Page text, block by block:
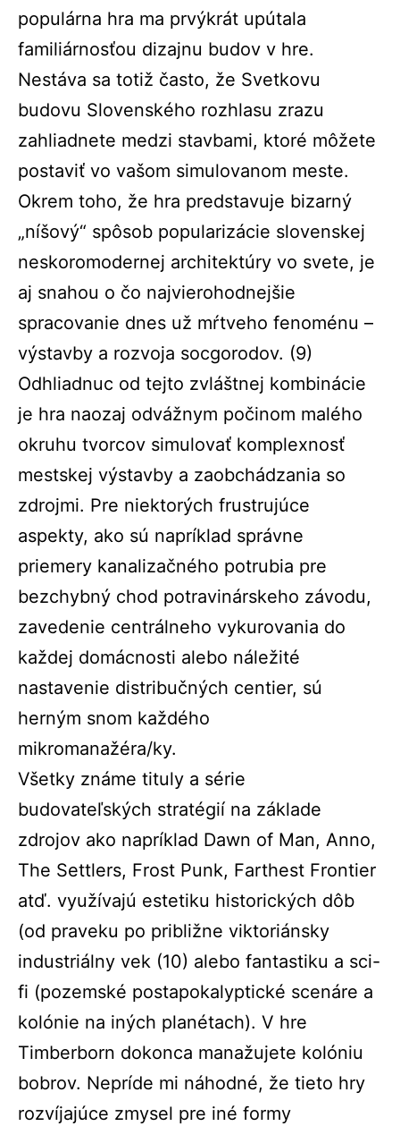
populárna hra ma prvýkrát upútala
familiárnosťou dizajnu budov v hre.
Nestáva sa totiž často, že Svetkovu
budovu Slovenského rozhlasu zrazu
zahliadnete medzi stavbami, ktoré môžete
postaviť vo vašom simulovanom meste.
Okrem toho, že hra predstavuje bizarný
„níšový“ spôsob popularizácie slovenskej
neskoromodernej architektúry vo svete, je
aj snahou o čo najvierohodnejšie
spracovanie dnes už mŕtveho fenoménu –
výstavby a rozvoja socgorodov. (9)
Odhliadnuc od tejto zvláštnej kombinácie
je hra naozaj odvážnym počinom malého
okruhu tvorcov simulovať komplexnosť
mestskej výstavby a zaobchádzania so
zdrojmi. Pre niektorých frustrujúce
aspekty, ako sú napríklad správne
priemery kanalizačného potrubia pre
bezchybný chod potravinárskeho závodu,
zavedenie centrálneho vykurovania do
každej domácnosti alebo náležité
nastavenie distribučných centier, sú
herným snom každého
mikromanažéra/ky.
Všetky známe tituly a série
budovateľských stratégií na základe
zdrojov ako napríklad Dawn of Man, Anno,
The Settlers, Frost Punk, Farthest Frontier
atď. využívajú estetiku historických dôb
(od praveku po približne viktoriánsky
industriálny vek (10) alebo fantastiku a sci-
fi (pozemské postapokalyptické scenáre a
kolónie na iných planétach). V hre
Timberborn dokonca manažujete kolóniu
bobrov. Nepríde mi náhodné, že tieto hry
rozvíjajúce zmysel pre iné formy